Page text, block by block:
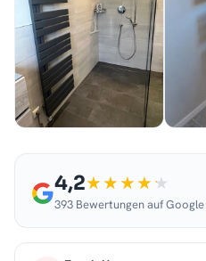
4,2
393 Bewertungen auf Google